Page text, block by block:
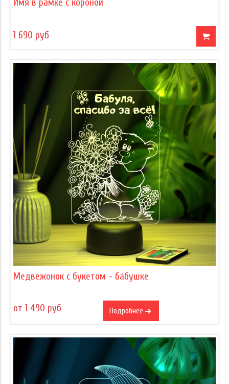
Имя в рамке с короной
1 690 руб
Медвежонок с букетом - бабушке
от 1 490 руб Подробнее